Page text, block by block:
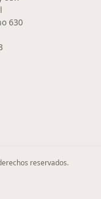
630
reservados.